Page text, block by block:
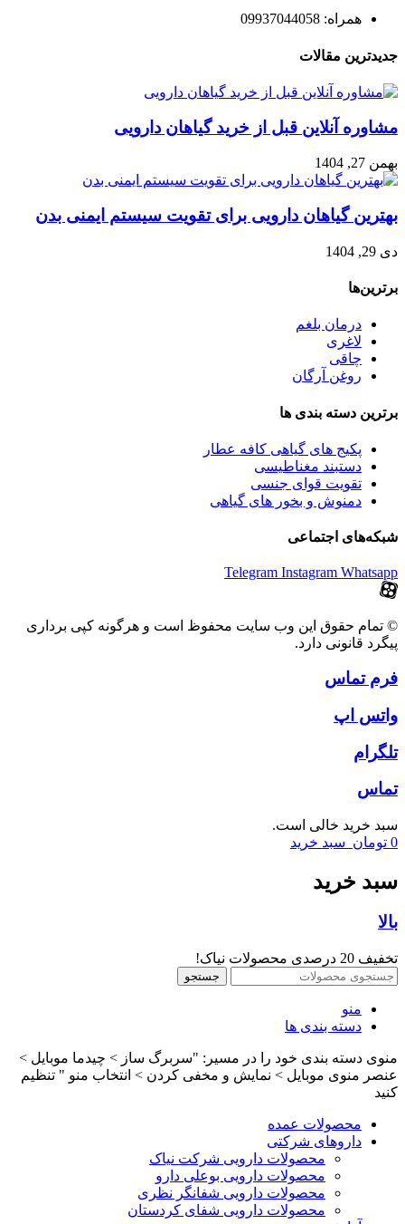
همراه: 09937044058
جدیدترین مقالات
مشاوره آنلاین قبل از خرید گیاهان دارویی
بهمن 27, 1404
بهترین گیاهان دارویی برای تقویت سیستم ایمنی بدن
دی 29, 1404
برترین‌ها
درمان بلغم
لاغری
چاقی
روغن آرگان
برترین‌ دسته بندی ها
پکیج های گیاهی کافه عطار
دستبند مغناطیسی
تقویت قوای جنسی
دمنوش و بخور های گیاهی
شبکه‌های اجتماعی
Telegram Instagram Whatsapp
© تمام حقوق این وب سایت محفوظ است و هرگونه کپی برداری
پیگرد قانونی دارد.
فرم تماس
واتس اپ
تلگرام
تماس
سبد خرید خالی است.
0 تومان سبد خرید
سبد خرید
بالا
تخفیف 20 درصدی محصولات نیاک!
جستجو
منو
دسته بندی ها
منوی دسته بندی خود را در مسیر: "سربرگ ساز > چیدما موبایل >
عنصر منوی موبایل > نمایش و مخفی کردن > انتخاب منو " تنظیم
کنید
محصولات عمده
داروهای شرکتی
محصولات دارویی شرکت نیاک
محصولات دارویی بوعلی دارو
محصولات دارویی شفانگر نظری
محصولات دارویی شفای کردستان